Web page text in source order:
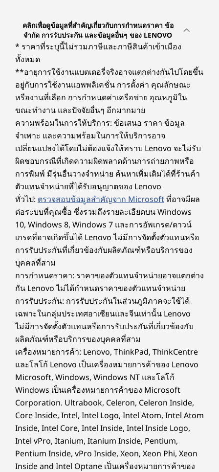
ชัดเจนยิ่งขึ้น คมชัดยิ่งขึ้น ไร้สิ่งรบกวน
ไม่พลาดทุกการติดต่อด้วยความคมชัดที่เหนือชั้น ดำ
ดิ่งสู่การสนทนาทางวิดีโอที่เหนือชั้นด้วยเว็บแคม
5MP ของ IdeaCentre AIO i Gen 9 เมื่อรวมกับ
Lenovo Smart Meeting ที่ใช้อัลกอริทึม AI แล้ว
เทคโนโลยีจะดูแลทุกสิ่งที่คุณจำเป็นต้องใช้ในการ
เข้าร่วมการสนทนาทางวิดีโอในแบบที่คุณต้องการ
เพลิดเพลินกับการสนทนาที่เต็มอิ่มโดยไม่มีเสียง
รบกวนด้วยการตัดเสียงรบกวนอัจฉริยะ
ออกแบบตามหลักการยศาสตร์ ตั้งแต่การสัมผัสไป
จนถึงการเอียง
มีส่วนร่วมและโต้ตอบในรูปแบบใหม่ด้วยการนำทาง
ที่ง่ายดายของหน้าจอสัมผัสเสริมของ IdeaCentre
AIO i Gen 9 บานพับปรับเอียงได้ตั้งแต่ -5° ถึง 15°
เพื่อประสบการณ์การรับชมที่ดีที่สุดในทุกความสูง
และทุกท่าทาง
2 x USB-A 2.0
USB-A 3.2 Gen 2
HDMI ขาออก 2.1
HDMI ขาเข้า
ด้านข้าง
หูฟัง / ไมค์แบบคอมโบ
USB-C 3.2 Gen 2
* ความเร็วในการถ่ายโอนของพอร์ต USB เป็นค่าโดยประมาณและขึ้นอยู่กับหลายปัจจัย เช่น
ความสามารถในการประมวลผลของอุปกรณ์โฮสต์/อุปกรณ์ต่อพ่วง คุณลักษณะของไฟล์ การ
กำหนดค่าระบบและสภาพแวดล้อมการทำงาน ทั้งนี้ ความเร็วในการใช้งานจริงจะแตกต่างกันไป
และอาจน้อยกว่าที่คาดไว้
ระบบไร้สาย
WiFi 6 (2 x 2 802.11 ax)
การ์ดคอมโบ Bluetooth 5.2
Specifications may vary depending upon region / model.
การออกแบบ
จอภาพ
IPS QHD (2560 x 1440) 27 นิ้ว, อัตราส่วนภาพ 16:9, อัตรา
การรีเฟรช 100Hz, sRGB 99%, 350 นิต, คุณสมบัติลดแสงสี
ฟ้า, หน้าจอสัมผัสเสริม
IPS FHD (1920 x 1080) 27 นิ้ว, อัตราส่วนภาพ 16:9, อัตรา
การรีเฟรช 100Hz, sRGB 99%, 300 นิต, คุณสมบัติลดแสงสี
ฟ้า, หน้าจอสัมผัสเสริม
ขนาด (สูง x กว้าง x ลึก)
QHD
472 มม. x 613 มม. x 192 มม. / 18.58 นิ้ว x 24.13 นิ้ว x 7.56
นิ้ว
คลิกเพื่อดูข้อมูลที่สำคัญเกี่ยวกับการกำหนดราคา ข้อ
จำกัด การรับประกัน และข้อมูลอื่นๆ ของ LENOVO
* ราคาที่ระบุนี้ไม่รวมภาษีและภาษีสินค้าเข้าเมือง
ทั้งหมด
**อายุการใช้งานแบตเตอรี่จริงอาจแตกต่างกันไปโดยขึ้น
อยู่กับการใช้งานแอพพลิเคชั่น การตั้งค่า คุณลักษณะ
หรืองานที่เลือก การกำหนดค่าเครือข่าย อุณหภูมิใน
ขณะทำงาน และปัจจัยอื่นๆ อีกมากมาย
ความพร้อมในการให้บริการ: ข้อเสนอ ราคา ข้อมูล
จำเพาะ และความพร้อมในการให้บริการอาจ
เปลี่ยนแปลงได้โดยไม่ต้องแจ้งให้ทราบ Lenovo จะไม่รับ
ผิดชอบกรณีที่เกิดความผิดพลาดด้านการถ่ายภาพหรือ
การพิมพ์ มีรุ่นอื่นวางจำหน่าย ค้นหาเพิ่มเติมได้ที่ร้านค้า
ตัวแทนจำหน่ายที่ได้รับอนุญาตของ Lenovo
ทั่วไป: ตรวจสอบข้อมูลสำคัญจาก Microsoftที่อาจมีผล
ต่อระบบที่คุณซื้อ ซึ่งรวมถึงรายละเอียดบน Windows
10, Windows 8, Windows 7 และการอัพเกรด/ดาวน์
เกรดที่อาจเกิดขึ้นได้ Lenovo ไม่มีการจัดตั้งตัวแทนหรือ
การรับประกันที่เกี่ยวข้องกับผลิตภัณฑ์หรือบริการของ
บุคคลที่สาม
การกำหนดราคา: ราคาของตัวแทนจำหน่ายอาจแตกต่าง
กัน Lenovo ไม่ได้กำหนดราคาของตัวแทนจำหน่าย
การรับประกัน: การรับประกันในส่วนภูมิภาคจะใช้ได้
เฉพาะในกลุ่มประเทศอาเซียนและจีนเท่านั้น Lenovo
ไม่มีการจัดตั้งตัวแทนหรือการรับประกันที่เกี่ยวข้องกับ
ผลิตภัณฑ์หรือบริการของบุคคลที่สาม
เครื่องหมายการค้า: Lenovo, ThinkPad, ThinkCentre
และโลโก้ Lenovo เป็นเครื่องหมายการค้าของ Lenovo
Microsoft, Windows, Windows NT และโลโก้
Windows เป็นเครื่องหมายการค้าของ Microsoft
Corporation. Ultrabook, Celeron, Celeron Inside,
Core Inside, Intel, Intel Logo, Intel Atom, Intel Atom
Inside, Intel Core, Intel Inside, Intel Inside Logo,
Intel vPro, Itanium, Itanium Inside, Pentium,
Pentium Inside, vPro Inside, Xeon, Xeon Phi, Xeon
Inside and Intel Optane เป็นเครื่องหมายการค้าของ